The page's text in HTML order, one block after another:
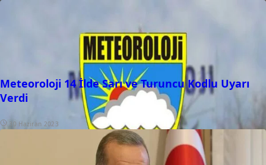
Meteoroloji 14 İlde Sarı ve Turuncu Kodlu Uyarı
Verdi
30 Haziran 2023